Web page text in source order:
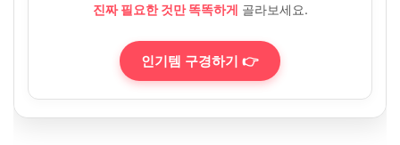
진짜 필요한 것만 똑똑하게 골라보세요.
인기템 구경하기 👉